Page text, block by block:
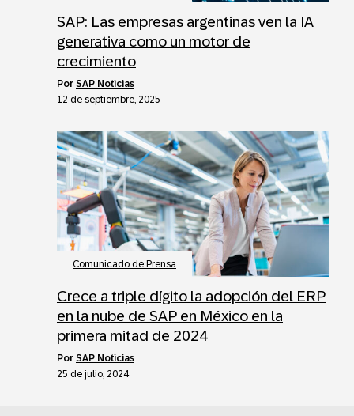
SAP: Las empresas argentinas ven la IA
generativa como un motor de
crecimiento
por SAP Noticias
12 de septiembre, 2025
Comunicado de Prensa
Crece a triple dígito la adopción del ERP
en la nube de SAP en México en la
primera mitad de 2024
por SAP Noticias
25 de julio, 2024